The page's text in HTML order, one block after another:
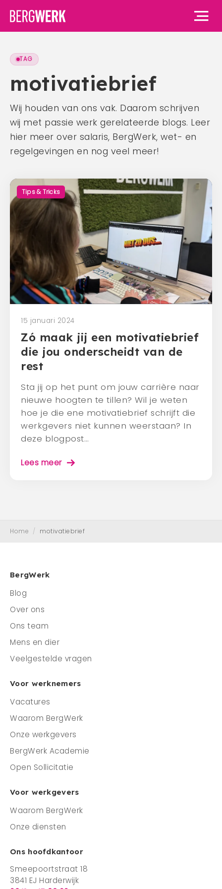
Home
Voor werknemers
Voor werknemers
BergWerk Academie
Onze werkgevers
Voor werkgevers
Waarom BergWerk
Onze diensten
Over ons
Over ons
Ons team
Mens en dier
Veelgestelde vragen
Blog
Contact
CONTACT
0341 - 45 33 09
info@bergwerk.nu
TAG
motivatiebrief
Wij houden van ons vak. Daarom schrijven
wij met passie werk gerelateerde blogs. Leer
hier meer over salaris, BergWerk, wet- en
regelgevingen en nog veel meer!
Tips & Tricks
15 januari 2024
Zó maak jij een motivatiebrief
die jou onderscheidt van de
rest
Sta jij op het punt om jouw carrière naar
nieuwe hoogten te tillen? Wil je weten
hoe je die ene motivatiebrief schrijft die
werkgevers niet kunnen weerstaan? In
deze blogpost…
Lees meer
Home / motivatiebrief
BergWerk
Blog
Over ons
Ons team
Mens en dier
Veelgestelde vragen
Voor werknemers
Vacatures
Waarom BergWerk
Onze werkgevers
BergWerk Academie
Open Sollicitatie
Voor werkgevers
Waarom BergWerk
Onze diensten
Ons hoofdkantoor
Smeepoortstraat 18
3841 EJ Harderwijk